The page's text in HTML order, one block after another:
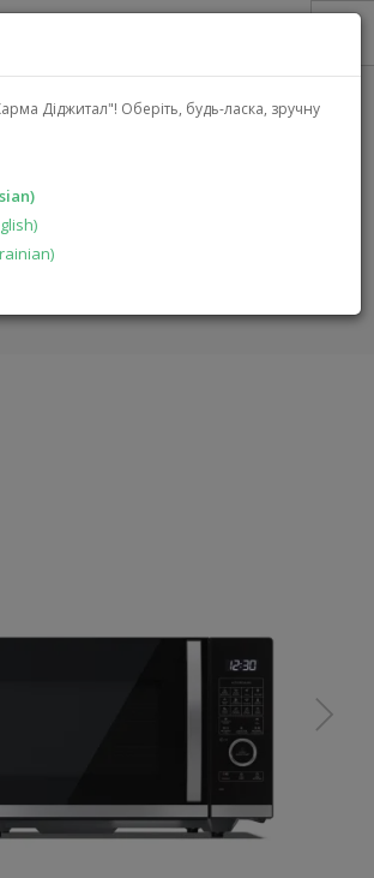
Діджитал"! Оберіть, будь-ласка, зручну